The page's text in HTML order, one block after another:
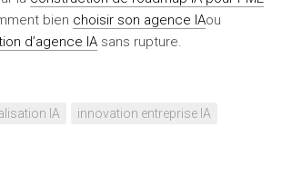
bien choisir son agence IAou
d’agence IA sans rupture.
IA
innovation entreprise IA